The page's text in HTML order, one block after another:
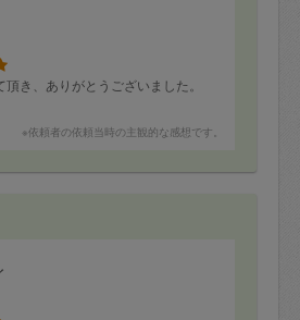
き、ありがとうございました。
※依頼者の依頼当時の主観的な感想です。